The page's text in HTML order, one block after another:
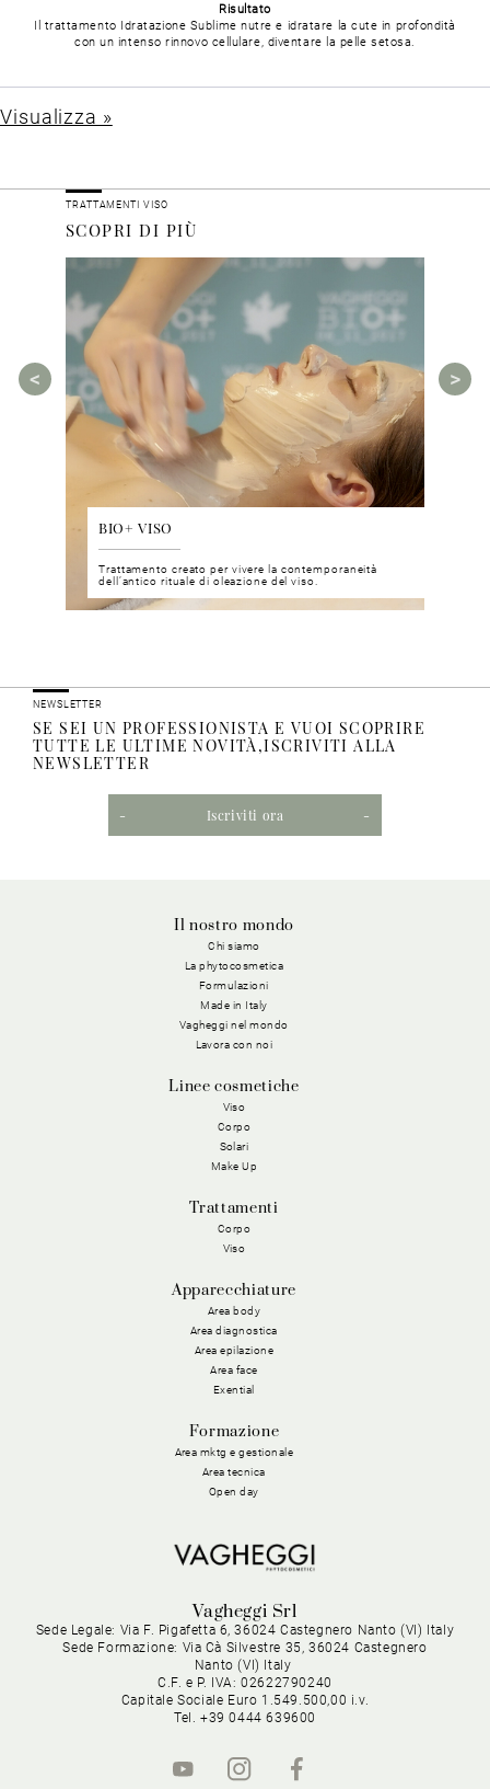
Risultato
Il trattamento Idratazione Sublime nutre e idratare la cute in profondità
con un intenso rinnovo cellulare, diventare la pelle setosa.
Visualizza »
TRATTAMENTI VISO
SCOPRI DI PIÙ
BIO+ VISO
Trattamento creato per vivere la contemporaneità
dell’antico rituale di oleazione del viso.
NEWSLETTER
SE SEI UN PROFESSIONISTA E VUOI SCOPRIRE
TUTTE LE ULTIME NOVITÀ,ISCRIVITI ALLA
NEWSLETTER
Iscriviti ora
Il nostro mondo
Chi siamo
La phytocosmetica
Formulazioni
Made in Italy
Vagheggi nel mondo
Lavora con noi
Linee cosmetiche
Viso
Corpo
Solari
Make Up
Trattamenti
Corpo
Viso
Apparecchiature
Area body
Area diagnostica
Area epilazione
Area face
Exential
Formazione
Area mktg e gestionale
Area tecnica
Open day
Vagheggi Srl
Sede Legale: Via F. Pigafetta 6, 36024 Castegnero Nanto (VI) Italy
Sede Formazione: Via Cà Silvestre 35, 36024 Castegnero
Nanto (VI) Italy
C.F. e P. IVA: 02622790240
Capitale Sociale Euro 1.549.500,00 i.v.
Tel. +39 0444 639600